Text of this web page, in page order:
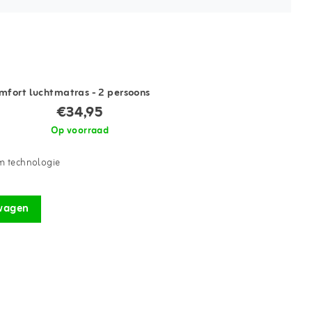
luchtmatras - 2 persoons
€34,95
Op voorraad
technologie